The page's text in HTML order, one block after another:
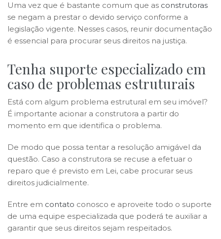
Uma vez que é bastante comum que as construtoras
se negam a prestar o devido serviço conforme a
legislação vigente. Nesses casos, reunir documentação
é essencial para procurar seus direitos na justiça.
Tenha suporte especializado em
caso de problemas estruturais
Está com algum problema estrutural em seu imóvel?
É importante acionar a construtora a partir do
momento em que identifica o problema.
De modo que possa tentar a resolução amigável da
questão. Caso a construtora se recuse a efetuar o
reparo que é previsto em Lei, cabe procurar seus
direitos judicialmente.
Entre em contato conosco e aproveite todo o suporte
de uma equipe especializada que poderá te auxiliar a
garantir que seus direitos sejam respeitados.